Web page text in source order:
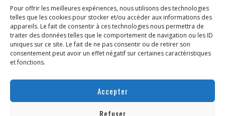
Pour offrir les meilleures expériences, nous utilisons des technologies
telles que les cookies pour stocker et/ou accéder aux informations des
appareils. Le fait de consentir à ces technologies nous permettra de
traiter des données telles que le comportement de navigation ou les ID
uniques sur ce site. Le fait de ne pas consentir ou de retirer son
consentement peut avoir un effet négatif sur certaines caractéristiques
et fonctions.
Accepter
Refuser
Protection des lanceurs d’alerte
Affaires emblématiques
Etat de droit et démocratie
ACCOMPAGNER
Intervention en entreprise
Forum des entreprises engagées